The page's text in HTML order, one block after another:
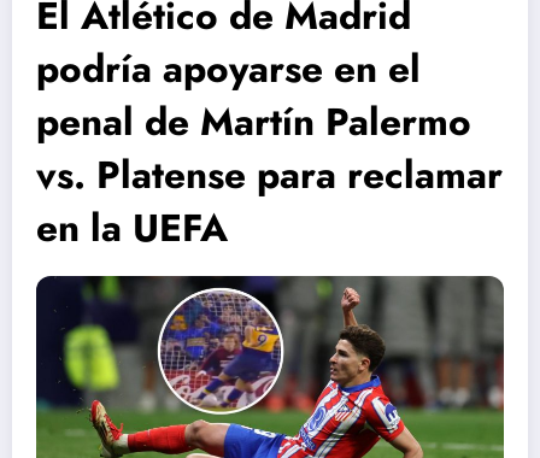
El Atlético de Madrid
podría apoyarse en el
penal de Martín Palermo
vs. Platense para reclamar
en la UEFA